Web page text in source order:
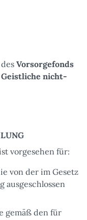
Vorsorgefonds
nicht-
vorgesehen für:
von der im Gesetz
ausgeschlossen
gemäß den für